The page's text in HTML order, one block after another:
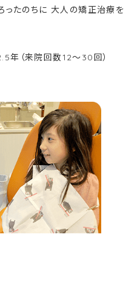
たのちに 大人の矯正治療を
（来院回数12～30回）